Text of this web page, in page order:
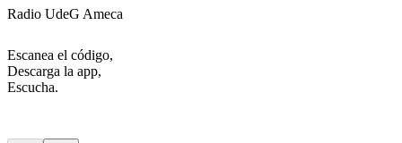
Radio UdeG Ameca
Escanea el código,
Descarga la app,
Escucha.